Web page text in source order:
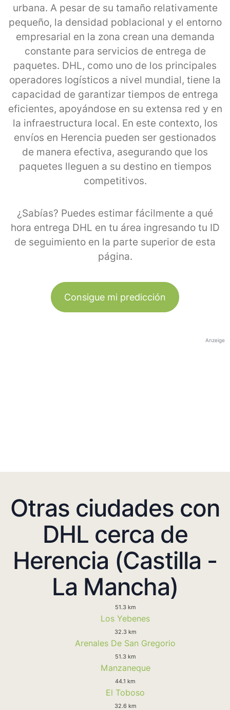
urbana. A pesar de su tamaño relativamente
pequeño, la densidad poblacional y el entorno
empresarial en la zona crean una demanda
constante para servicios de entrega de
paquetes. DHL, como uno de los principales
operadores logísticos a nivel mundial, tiene la
capacidad de garantizar tiempos de entrega
eficientes, apoyándose en su extensa red y en
la infraestructura local. En este contexto, los
envíos en Herencia pueden ser gestionados
de manera efectiva, asegurando que los
paquetes lleguen a su destino en tiempos
competitivos.
¿Sabías? Puedes estimar fácilmente a qué
hora entrega DHL en tu área ingresando tu ID
de seguimiento en la parte superior de esta
página.
Consigue mi predicción
Anzeige
Otras ciudades con
DHL cerca de
Herencia (Castilla -
La Mancha)
51.3 km
Los Yebenes
32.3 km
Arenales De San Gregorio
51.3 km
Manzaneque
44.1 km
El Toboso
32.6 km